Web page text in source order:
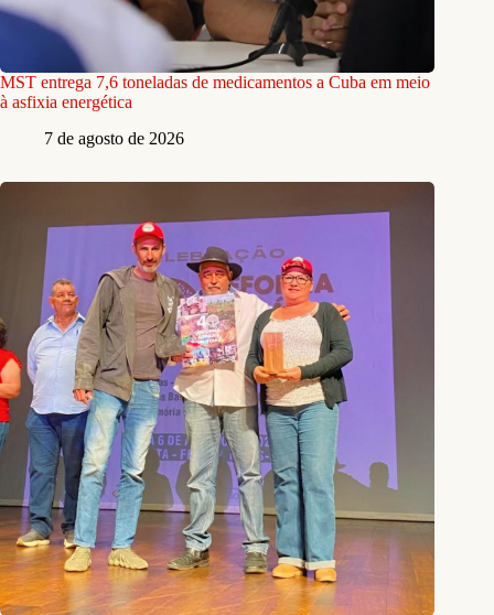
MST entrega 7,6 toneladas de medicamentos a Cuba em meio
à asfixia energética
7 de agosto de 2026